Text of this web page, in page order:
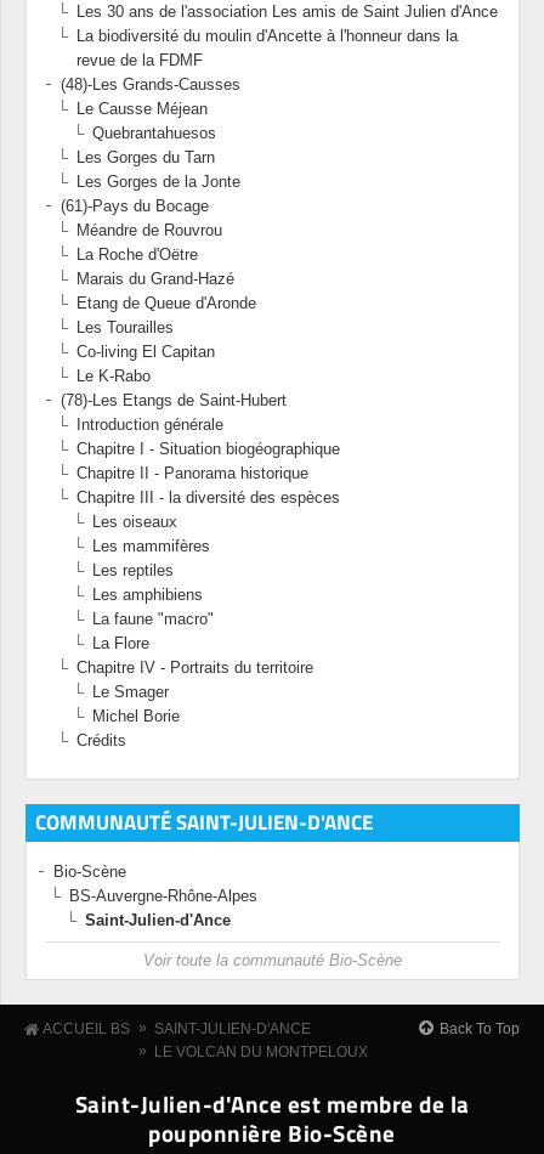
Les 30 ans de l'association Les amis de Saint Julien d'Ance
La biodiversité du moulin d'Ancette à l'honneur dans la
revue de la FDMF
(48)-Les Grands-Causses
Le Causse Méjean
Quebrantahuesos
Les Gorges du Tarn
Les Gorges de la Jonte
(61)-Pays du Bocage
Méandre de Rouvrou
La Roche d'Oëtre
Marais du Grand-Hazé
Etang de Queue d'Aronde
Les Tourailles
Co-living El Capitan
Le K-Rabo
(78)-Les Etangs de Saint-Hubert
Introduction générale
Chapitre I - Situation biogéographique
Chapitre II - Panorama historique
Chapitre III - la diversité des espèces
Les oiseaux
Les mammifères
Les reptiles
Les amphibiens
La faune "macro"
La Flore
Chapitre IV - Portraits du territoire
Le Smager
Michel Borie
Crédits
COMMUNAUTÉ SAINT-JULIEN-D'ANCE
Bio-Scène
BS-Auvergne-Rhône-Alpes
Saint-Julien-d'Ance
Voir toute la communauté Bio-Scène
ACCUEIL BS » SAINT-JULIEN-D'ANCE
»
LE VOLCAN DU MONTPELOUX
Back To Top
Saint-Julien-d'Ance est membre de la
pouponnière Bio-Scène